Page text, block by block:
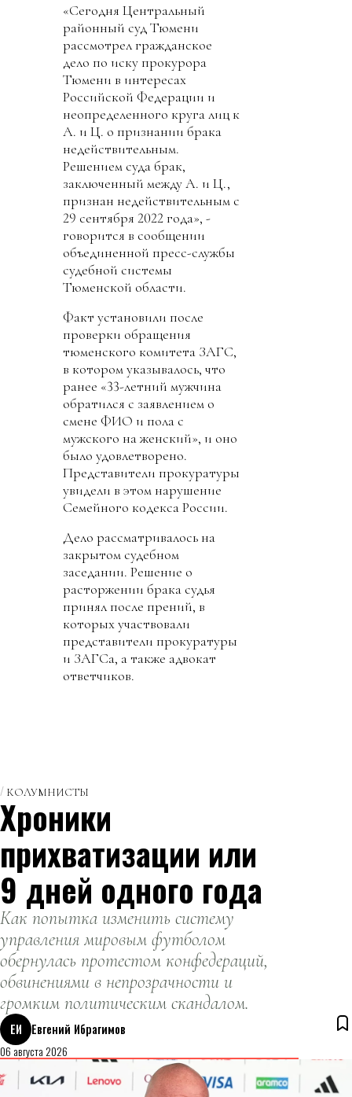
«Сегодня Центральный
районный суд Тюмени
рассмотрел гражданское
дело по иску прокурора
Тюмени в интересах
Российской Федерации и
неопределенного круга лиц к
А. и Ц. о признании брака
недействительным.
Решением суда брак,
заключенный между А. и Ц.,
признан недействительным с
29 сентября 2022 года», -
говорится в сообщении
объединенной пресс-службы
судебной системы
Тюменской области.
Факт установили после
проверки обращения
тюменского комитета ЗАГС,
в котором указывалось, что
ранее «33-летний мужчина
обратился с заявлением о
смене ФИО и пола с
мужского на женский», и оно
было удовлетворено.
Представители прокуратуры
увидели в этом нарушение
Семейного кодекса России.
Дело рассматривалось на
закрытом судебном
заседании. Решение о
расторжении брака судья
принял после прений, в
которых участвовали
представители прокуратуры
и ЗАГСа, а также адвокат
ответчиков.
КОЛУМНИСТЫ
Хроники
прихватизации или
9 дней одного года
Как попытка изменить систему
управления мировым футболом
обернулась протестом конфедераций,
обвинениями в непрозрачности и
громким политическим скандалом.
ЕИ
Евгений Ибрагимов
06 августа 2026